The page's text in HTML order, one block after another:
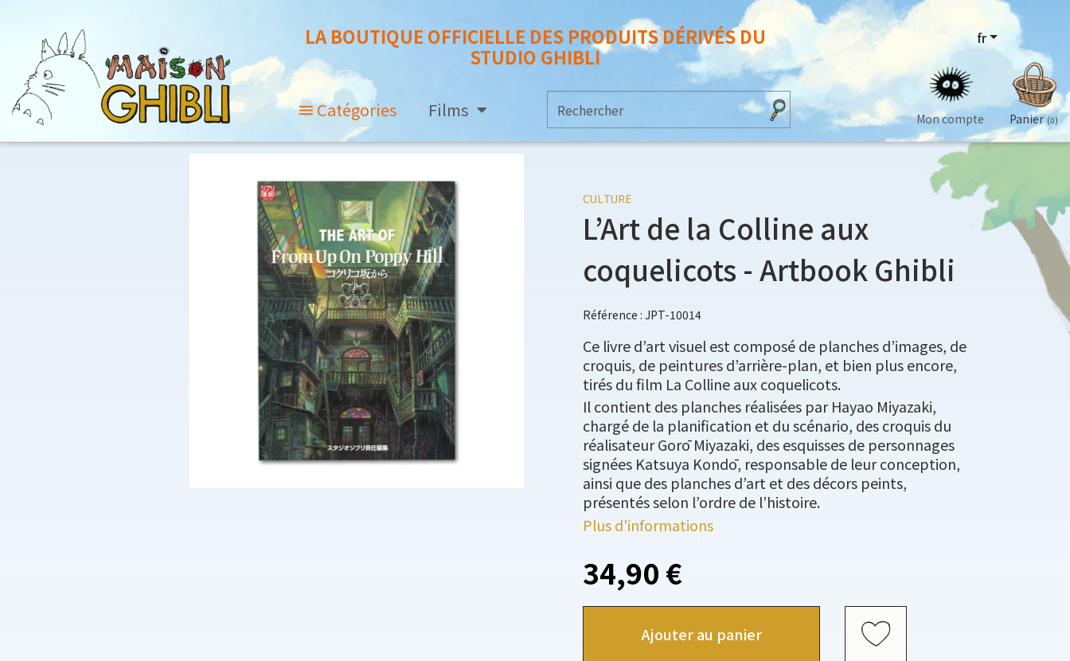
LA BOUTIQUE OFFICIELLE DES PRODUITS DÉRIVÉS DU
STUDIO GHIBLI
Catégories Films
fr
Mon compte Panier (0)
CULTURE
L’Art de la Colline aux
coquelicots - Artbook Ghibli
Référence : JPT-10014
Ce livre d’art visuel est composé de planches d’images, de
croquis, de peintures d’arrière-plan, et bien plus encore,
tirés du film La Colline aux coquelicots.
Il contient des planches réalisées par Hayao Miyazaki,
chargé de la planification et du scénario, des croquis du
réalisateur Gorō Miyazaki, des esquisses de personnages
signées Katsuya Kondō, responsable de leur conception,
ainsi que des planches d’art et des décors peints,
présentés selon l’ordre de l’histoire.
Plus d'informations
34,90 €
Ajouter au panier